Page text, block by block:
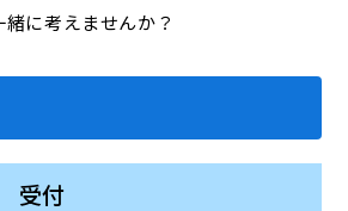
に考えませんか？
受付